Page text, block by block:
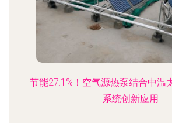
节能27.1%！空气源热泵结合中温
系统创新应用